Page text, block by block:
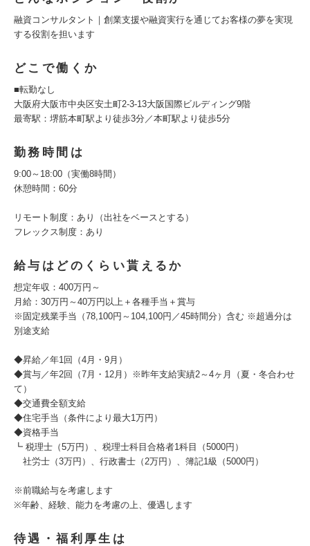
融資コンサルタント｜創業支援や融資実行を通じてお客様の夢を実現
する役割を担います
どこで働くか
■転勤なし
大阪府大阪市中央区安土町2-3-13大阪国際ビルディング9階
最寄駅：堺筋本町駅より徒歩3分／本町駅より徒歩5分
勤務時間は
9:00～18:00（実働8時間）
休憩時間：60分
リモート制度：あり（出社をベースとする）
フレックス制度：あり
給与はどのくらい貰えるか
想定年収：400万円～
月給：30万円～40万円以上＋各種手当＋賞与
※固定残業手当（78,100円～104,100円／45時間分）含む ※超過分は
別途支給
◆昇給／年1回（4月・9月）
◆賞与／年2回（7月・12月）※昨年支給実績2～4ヶ月（夏・冬合わせ
て）
◆交通費全額支給
◆住宅手当（条件により最大1万円）
◆資格手当
┗ 税理士（5万円）、税理士科目合格者1科目（5000円）
社労士（3万円）、行政書士（2万円）、簿記1級（5000円）
※前職給与を考慮します
※年齢、経験、能力を考慮の上、優遇します
待遇・福利厚生は